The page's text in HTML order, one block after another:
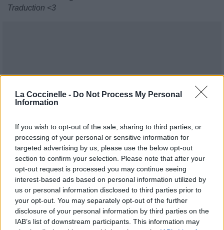
La Coccinelle - Do Not Process My Personal
Information
If you wish to opt-out of the sale, sharing to third parties, or
processing of your personal or sensitive information for
targeted advertising by us, please use the below opt-out
section to confirm your selection. Please note that after your
opt-out request is processed you may continue seeing
interest-based ads based on personal information utilized by
us or personal information disclosed to third parties prior to
your opt-out. You may separately opt-out of the further
disclosure of your personal information by third parties on the
IAB’s list of downstream participants. This information may
Traduction <3
Publié parBouchedor 5455 2 2 6 le 19 septembre